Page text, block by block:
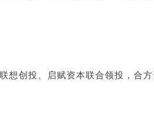
想创投、启赋资本联合领投，合方